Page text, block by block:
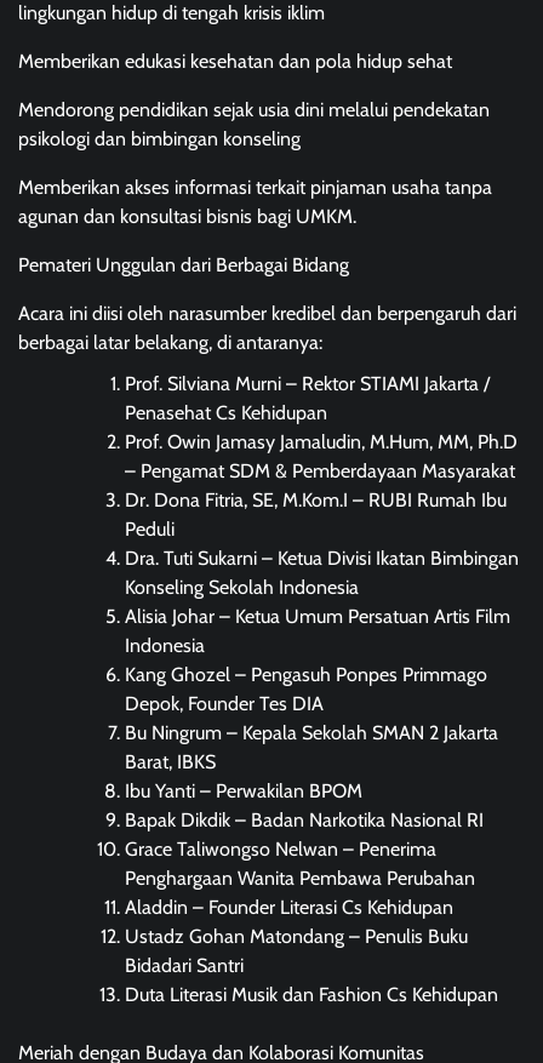
lingkungan hidup di tengah krisis iklim
Memberikan edukasi kesehatan dan pola hidup sehat
Mendorong pendidikan sejak usia dini melalui pendekatan
psikologi dan bimbingan konseling
Memberikan akses informasi terkait pinjaman usaha tanpa
agunan dan konsultasi bisnis bagi UMKM.
Pemateri Unggulan dari Berbagai Bidang
Acara ini diisi oleh narasumber kredibel dan berpengaruh dari
berbagai latar belakang, di antaranya:
Prof. Silviana Murni – Rektor STIAMI Jakarta /
Penasehat Cs Kehidupan
Prof. Owin Jamasy Jamaludin, M.Hum, MM, Ph.D
– Pengamat SDM & Pemberdayaan Masyarakat
Dr. Dona Fitria, SE, M.Kom.I – RUBI Rumah Ibu
Peduli
Dra. Tuti Sukarni – Ketua Divisi Ikatan Bimbingan
Konseling Sekolah Indonesia
Alisia Johar – Ketua Umum Persatuan Artis Film
Indonesia
Kang Ghozel – Pengasuh Ponpes Primmago
Depok, Founder Tes DIA
Bu Ningrum – Kepala Sekolah SMAN 2 Jakarta
Barat, IBKS
Ibu Yanti – Perwakilan BPOM
Bapak Dikdik – Badan Narkotika Nasional RI
Grace Taliwongso Nelwan – Penerima
Penghargaan Wanita Pembawa Perubahan
Aladdin – Founder Literasi Cs Kehidupan
Ustadz Gohan Matondang – Penulis Buku
Bidadari Santri
Duta Literasi Musik dan Fashion Cs Kehidupan
Meriah dengan Budaya dan Kolaborasi Komunitas